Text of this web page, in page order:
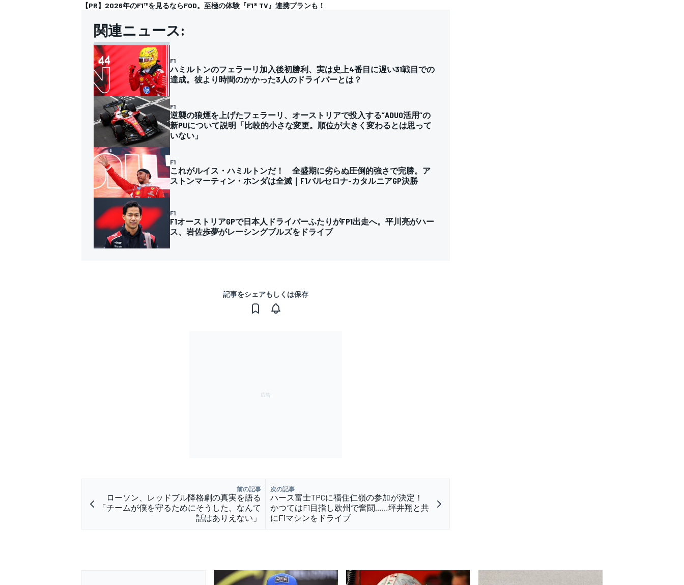
【PR】2026年のF1™︎を見るならFOD。至極の体験『F1® TV』連携プランも！
関連ニュース:
F1
ハミルトンのフェラーリ加入後初勝利、実は史上4番目に遅い31戦目での
達成。彼より時間のかかった3人のドライバーとは？
F1
逆襲の狼煙を上げたフェラーリ、オーストリアで投入する”ADUO活用”の
新PUについて説明「比較的小さな変更。順位が大きく変わるとは思って
いない」
F1
これがルイス・ハミルトンだ！ 全盛期に劣らぬ圧倒的強さで完勝。ア
ストンマーティン・ホンダは全滅｜F1バルセロナ-カタルニアGP決勝
F1
F1オーストリアGPで日本人ドライバーふたりがFP1出走へ。平川亮がハー
ス、岩佐歩夢がレーシングブルズをドライブ
記事をシェアもしくは保存
前の記事
ローソン、レッドブル降格劇の真実を語る
「チームが僕を守るためにそうした、なんて
話はありえない」
次の記事
ハース富士TPCに福住仁嶺の参加が決定！
かつてはF1目指し欧州で奮闘……坪井翔と共
にF1マシンをドライブ